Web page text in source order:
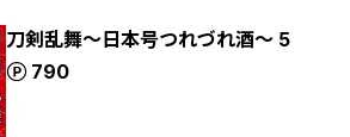
刀剣乱舞～日本号つれづれ酒～ 5
790